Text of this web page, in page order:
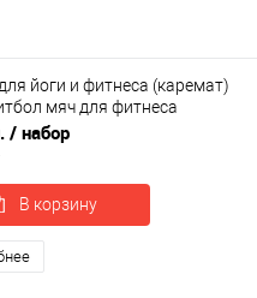
йоги и фитнеса (каремат)
мяч для фитнеса
65 см OSPORT Set 116
/ набор
В корзину